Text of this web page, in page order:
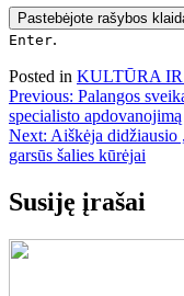
Pastebėjote rašybos
Enter.
Posted in KULTŪRA
Navigacija
tarp
įrašų
Previous: Palangos
specialisto apdovanojimą
Next: Aiškėja didžiausio
garsūs šalies kūrėjai
Susiję įrašai